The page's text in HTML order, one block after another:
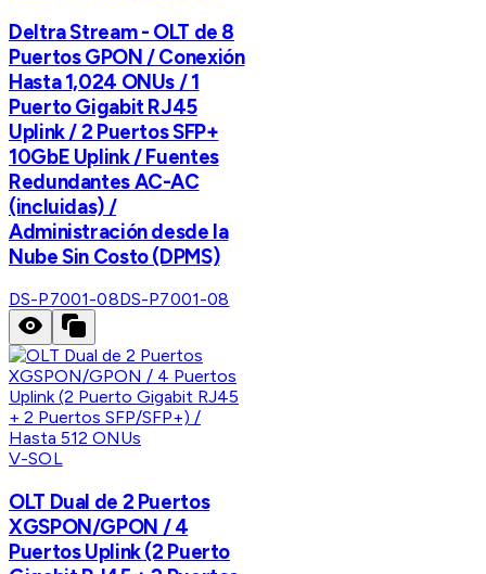
Deltra Stream - OLT de 8
Puertos GPON / Conexión
Hasta 1,024 ONUs / 1
Puerto Gigabit RJ45
Uplink / 2 Puertos SFP+
10GbE Uplink / Fuentes
Redundantes AC-AC
(incluidas) /
Administración desde la
Nube Sin Costo (DPMS)
DS-P7001-08DS-P7001-08
V-SOL
OLT Dual de 2 Puertos
XGSPON/GPON / 4
Puertos Uplink (2 Puerto